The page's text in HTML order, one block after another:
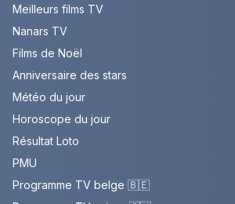
Meilleurs films TV
Nanars TV
Films de Noël
Anniversaire des stars
Météo du jour
Horoscope du jour
Résultat Loto
PMU
Programme TV belge 🇧🇪